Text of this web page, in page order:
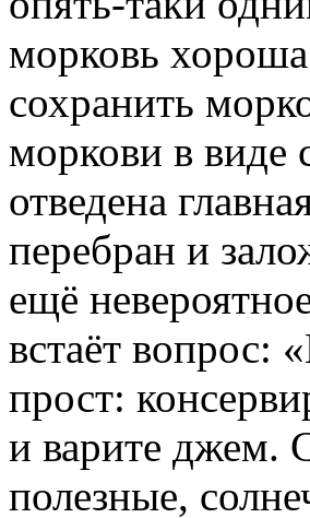
морковь
сохранить
моркови в виде
отведена
перебран и
ещё
встаёт вопрос:
прост:
и варите джем.
полезные,